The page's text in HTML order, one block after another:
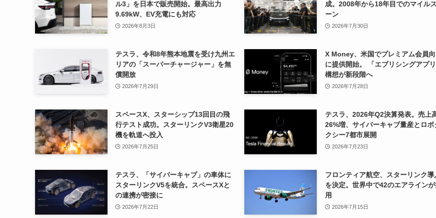
ル3」を日本で販売開始。最高出力
9.69kW、EV充電にも対応
2026年8月3日
成。2008年から18年目でのマイル
ーン
2026年7月30日
テスラ、令和8年熊本地震を受け九州エ
リアの「スーパーチャージャー」を無
償開放
2026年7月29日
X Money、米国でプレミアム会員
に提供開始。 「エブリシングアプリ
構想が新段階へ
2026年7月28日
スペースX、スターシップ13回目の飛
行テスト成功。スターリンクV3衛星20
機を軌道へ投入
2026年7月25日
テスラ、2026年Q2決算発表。売上
26%増、サイバーキャブ量産とロボ
クシー7都市展開
2026年7月23日
テスラ、「サイバーキャブ」の車体に
スターリンクV5を統合。スペースXと
の連携が密接に
2026年7月22日
フロンティア航空、スターリンク導
を決定。世界中で42のエアライン
用
2026年7月15日